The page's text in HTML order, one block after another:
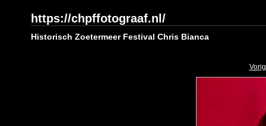
https://chpffotograaf.nl/
Historisch Zoetermeer Festival Chris Bianca